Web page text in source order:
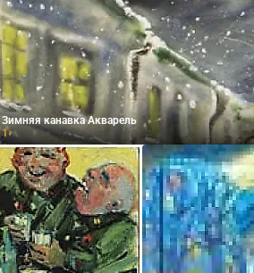
Зимняя канавка Акварель
1₽